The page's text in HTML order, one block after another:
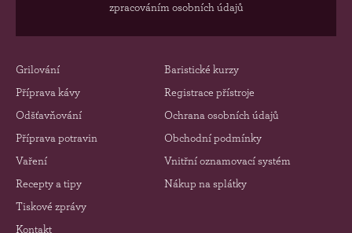
zpracováním osobních údajů
Grilování
Příprava kávy
Odšťavňování
Příprava potravin
Vaření
Recepty a tipy
Tiskové zprávy
Kontakt
Baristické kurzy
Registrace přístroje
Ochrana osobních údajů
Obchodní podmínky
Vnitřní oznamovací systém
Nákup na splátky